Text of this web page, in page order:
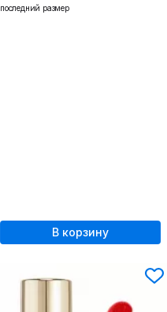
последний размер
В корзину